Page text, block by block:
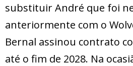
substituir André que foi
anteriormente com o
Bernal assinou contrato
até o fim de 2028. Na